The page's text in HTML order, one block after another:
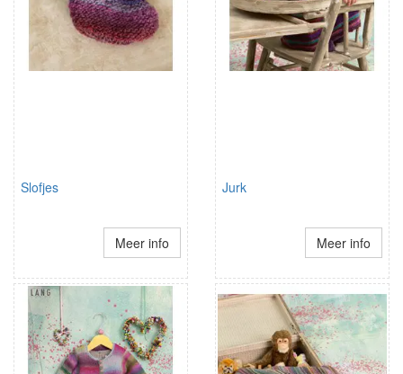
Slofjes
Meer info
Jurk
Meer info